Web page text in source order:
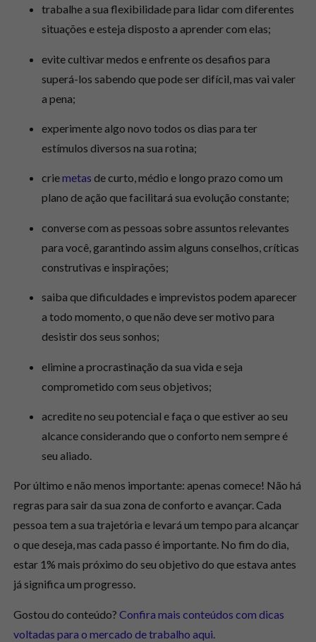
trabalhe a sua flexibilidade para lidar com diferentes
situações e esteja disposto a aprender com elas;
evite cultivar medos e enfrente os desafios para
superá-los sabendo que pode ser difícil, mas vai valer
a pena;
experimente algo novo todos os dias para ter
estímulos diversos na sua rotina;
criemetas de curto, médio e longo prazo como um
plano de ação que facilitará sua evolução constante;
converse com as pessoas sobre assuntos relevantes
para você, garantindo assim alguns conselhos, críticas
construtivas e inspirações;
saiba que dificuldades e imprevistos podem aparecer
a todo momento, o que não deve ser motivo para
desistir dos seus sonhos;
elimine a procrastinação da sua vida e seja
comprometido com seus objetivos;
acredite no seu potencial e faça o que estiver ao seu
alcance considerando que o conforto nem sempre é
seu aliado.
Por último e não menos importante: apenas comece! Não há
regras para sair da sua zona de conforto e avançar. Cada
pessoa tem a sua trajetória e levará um tempo para alcançar
o que deseja, mas cada passo é importante. No fim do dia,
estar 1% mais próximo do seu objetivo do que estava antes
já significa um progresso.
Gostou do conteúdo? Confira mais conteúdos com dicas
voltadas para o mercado de trabalho aqui.